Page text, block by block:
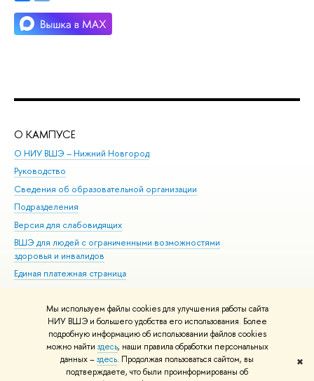
Мы используем файлы cookies для улучшения работы сайта
НИУ ВШЭ и большего удобства его использования. Более
подробную информацию об использовании файлов cookies
можно найти здесь, наши правила обработки персональных
данных –здесь. Продолжая пользоваться сайтом, вы
подтверждаете, что были проинформированы об
✖
О КАМПУСЕ
О НИУ ВШЭ – Нижний Новгород
Руководство
Сведения об образовательной организации
Подразделения
Версия для слабовидящих
ВШЭ для людей с ограниченными возможностями
здоровья и инвалидов
Единая платежная страница